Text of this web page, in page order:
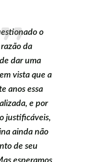
o
da
dar uma
vista que a
anos essa
e por
justificáveis,
ainda não
de seu
esperamos